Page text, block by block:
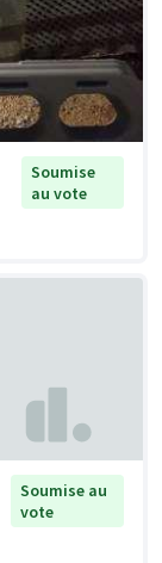
Soumise
au vote
Soumise au
vote